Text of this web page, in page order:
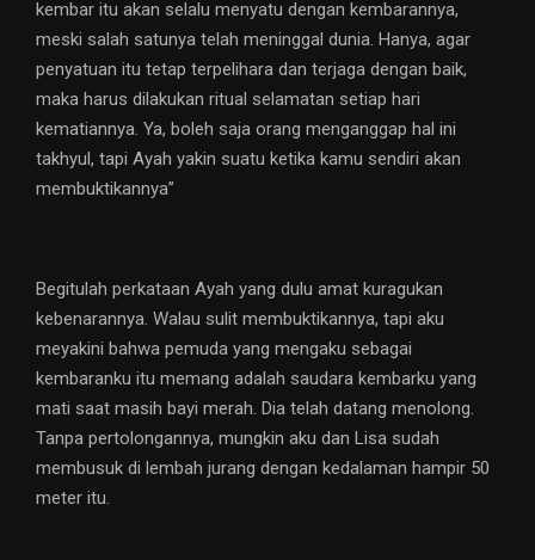
kembar itu akan selalu menyatu dengan kembarannya,
meski salah satunya telah meninggal dunia. Hanya, agar
penyatuan itu tetap terpelihara dan terjaga dengan baik,
maka harus dilakukan ritual selamatan setiap hari
kematiannya. Ya, boleh saja orang menganggap hal ini
takhyul, tapi Ayah yakin suatu ketika kamu sendiri akan
membuktikannya”
Begitulah perkataan Ayah yang dulu amat kuragukan
kebenarannya. Walau sulit membuktikannya, tapi aku
meyakini bahwa pemuda yang mengaku sebagai
kembaranku itu memang adalah saudara kembarku yang
mati saat masih bayi merah. Dia telah datang menolong.
Tanpa pertolongannya, mungkin aku dan Lisa sudah
membusuk di lembah jurang dengan kedalaman hampir 50
meter itu.